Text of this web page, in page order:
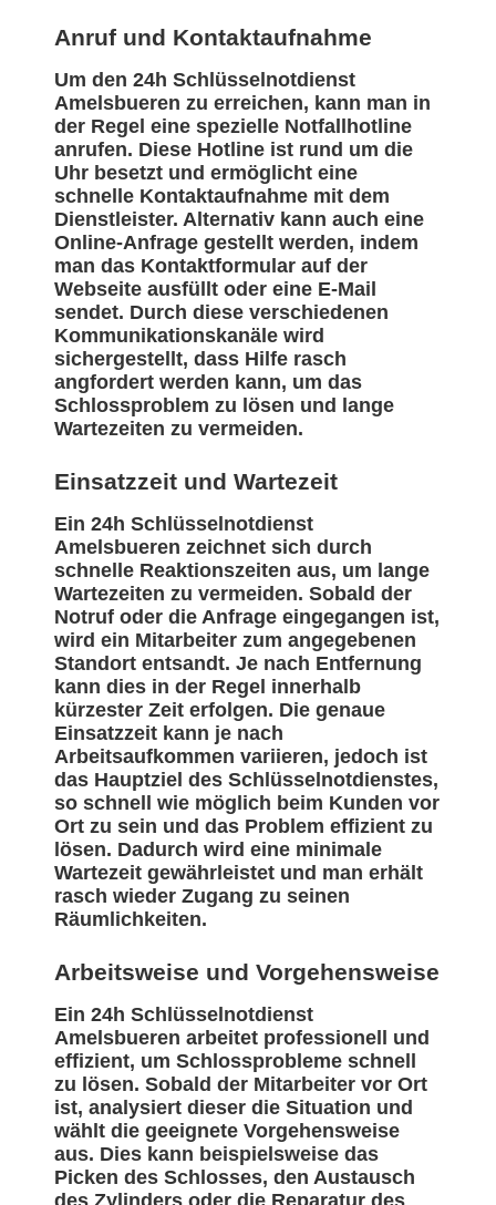
Anruf und Kontaktaufnahme
Um den 24h Schlüsselnotdienst
Amelsbueren zu erreichen, kann man in
der Regel eine spezielle Notfallhotline
anrufen. Diese Hotline ist rund um die
Uhr besetzt und ermöglicht eine
schnelle Kontaktaufnahme mit dem
Dienstleister. Alternativ kann auch eine
Online-Anfrage gestellt werden, indem
man das Kontaktformular auf der
Webseite ausfüllt oder eine E-Mail
sendet. Durch diese verschiedenen
Kommunikationskanäle wird
sichergestellt, dass Hilfe rasch
angfordert werden kann, um das
Schlossproblem zu lösen und lange
Wartezeiten zu vermeiden.
Einsatzzeit und Wartezeit
Ein 24h Schlüsselnotdienst
Amelsbueren zeichnet sich durch
schnelle Reaktionszeiten aus, um lange
Wartezeiten zu vermeiden. Sobald der
Notruf oder die Anfrage eingegangen ist,
wird ein Mitarbeiter zum angegebenen
Standort entsandt. Je nach Entfernung
kann dies in der Regel innerhalb
kürzester Zeit erfolgen. Die genaue
Einsatzzeit kann je nach
Arbeitsaufkommen variieren, jedoch ist
das Hauptziel des Schlüsselnotdienstes,
so schnell wie möglich beim Kunden vor
Ort zu sein und das Problem effizient zu
lösen. Dadurch wird eine minimale
Wartezeit gewährleistet und man erhält
rasch wieder Zugang zu seinen
Räumlichkeiten.
Arbeitsweise und Vorgehensweise
Ein 24h Schlüsselnotdienst
Amelsbueren arbeitet professionell und
effizient, um Schlossprobleme schnell
zu lösen. Sobald der Mitarbeiter vor Ort
ist, analysiert dieser die Situation und
wählt die geeignete Vorgehensweise
aus. Dies kann beispielsweise das
Picken des Schlosses, den Austausch